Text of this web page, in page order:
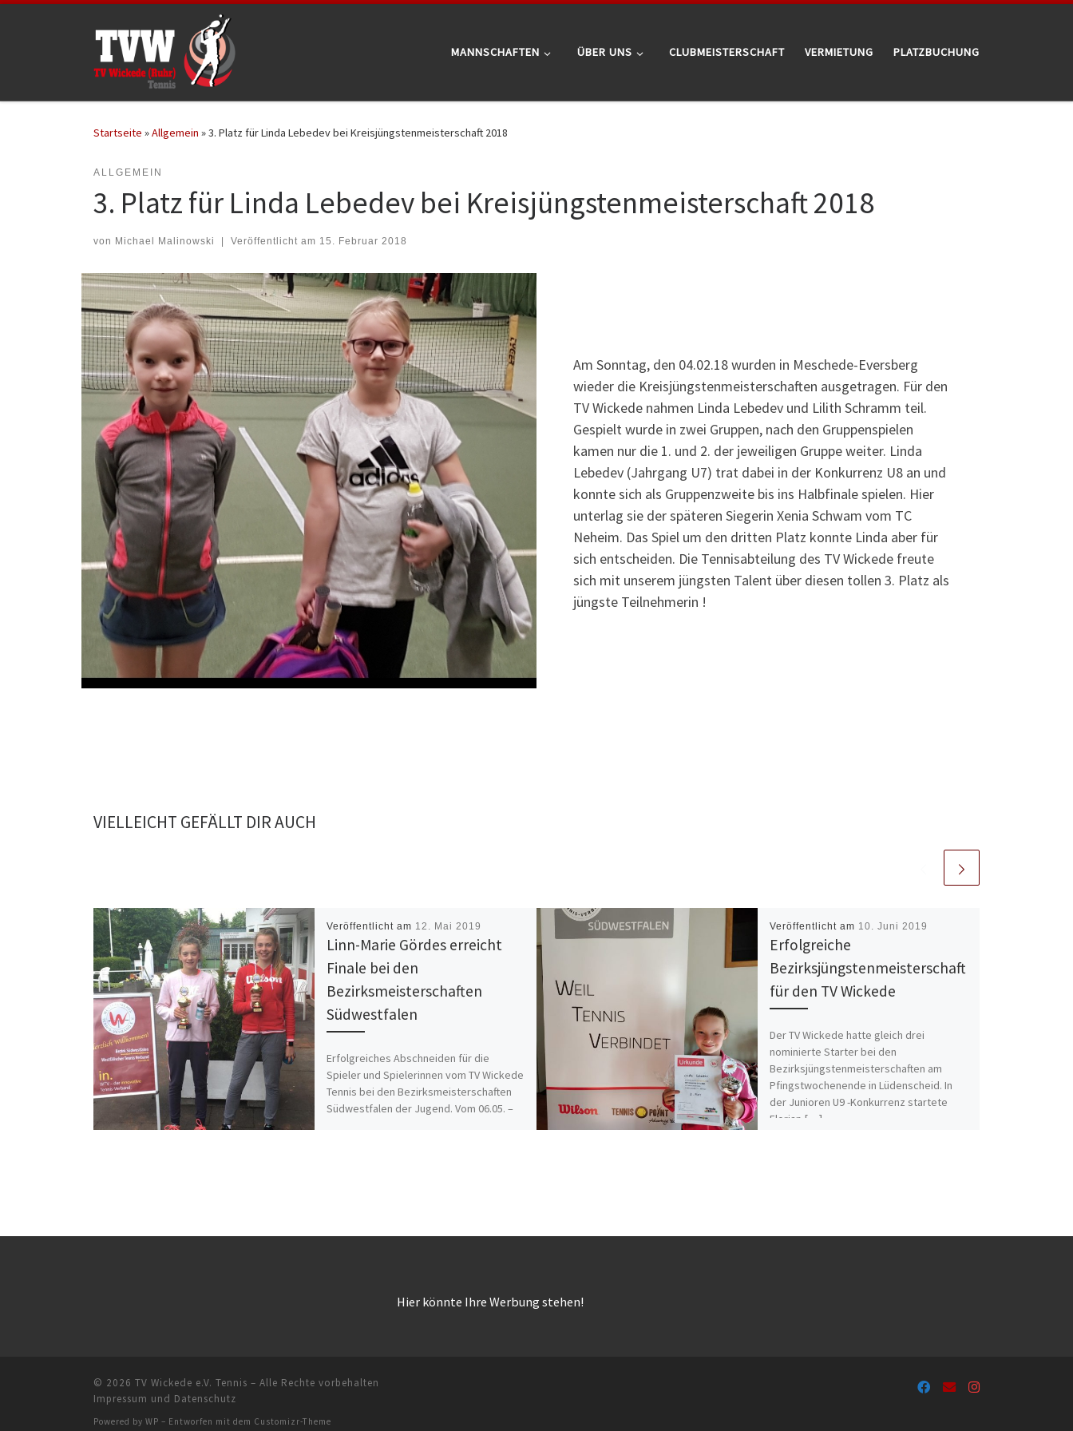
MANNSCHAFTEN ÜBER UNS CLUBMEISTERSCHAFT VERMIETUNG PLATZBUCHUNG
Startseite »Allgemein »3. Platz für Linda Lebedev bei Kreisjüngstenmeisterschaft 2018
ALLGEMEIN
3. Platz für Linda Lebedev bei Kreisjüngstenmeisterschaft 2018
von Michael Malinowski Veröffentlicht am 15. Februar 2018
Am Sonntag, den 04.02.18 wurden in Meschede-Eversberg
wieder die Kreisjüngstenmeisterschaften ausgetragen. Für den
TV Wickede nahmen Linda Lebedev und Lilith Schramm teil.
Gespielt wurde in zwei Gruppen, nach den Gruppenspielen
kamen nur die 1. und 2. der jeweiligen Gruppe weiter. Linda
Lebedev (Jahrgang U7) trat dabei in der Konkurrenz U8 an und
konnte sich als Gruppenzweite bis ins Halbfinale spielen. Hier
unterlag sie der späteren Siegerin Xenia Schwam vom TC
Neheim. Das Spiel um den dritten Platz konnte Linda aber für
sich entscheiden. Die Tennisabteilung des TV Wickede freute
sich mit unserem jüngsten Talent über diesen tollen 3. Platz als
jüngste Teilnehmerin !
VIELLEICHT GEFÄLLT DIR AUCH
Veröffentlicht am 12. Mai 2019
Linn-Marie Gördes erreicht
Finale bei den
Bezirksmeisterschaften
Südwestfalen
Erfolgreiches Abschneiden für die
Spieler und Spielerinnen vom TV Wickede
Tennis bei den Bezirksmeisterschaften
Südwestfalen der Jugend. Vom 06.05. –
Veröffentlicht am 10. Juni 2019
Erfolgreiche
Bezirksjüngstenmeisterschaft
für den TV Wickede
Der TV Wickede hatte gleich drei
nominierte Starter bei den
Bezirksjüngstenmeisterschaften am
Pfingstwochenende in Lüdenscheid. In
der Junioren U9 -Konkurrenz startete
Florian […]
Hier könnte Ihre Werbung stehen!
© 2026 TV Wickede e.V. Tennis – Alle Rechte vorbehalten
Impressum und Datenschutz
Powered by WP – Entworfen mit dem Customizr-Theme